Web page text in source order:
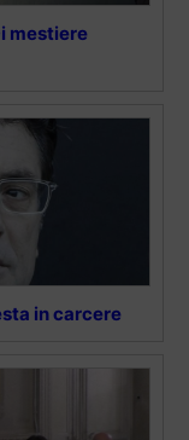
mestiere
in carcere